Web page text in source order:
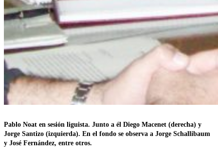
Pablo Noat en sesión liguista. Junto a él Diego Macenet (derecha) y
Jorge Santizo (izquierda). En el fondo se observa a Jorge Schallibaum
y José Fernández, entre otros.